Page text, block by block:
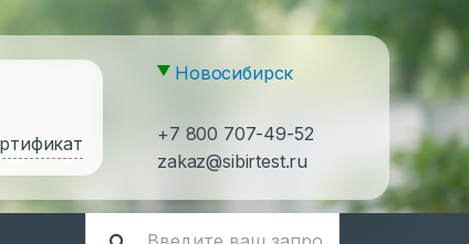
Новосибирск
+7 800 707-49-52
zakaz@sibirtest.ru